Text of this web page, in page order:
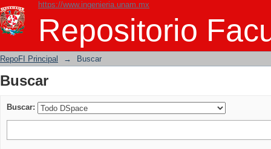
https://www.ingenieria.unam.mx
Repositorio
Buscar
RepoFI Principal → Buscar
Buscar
Buscar: